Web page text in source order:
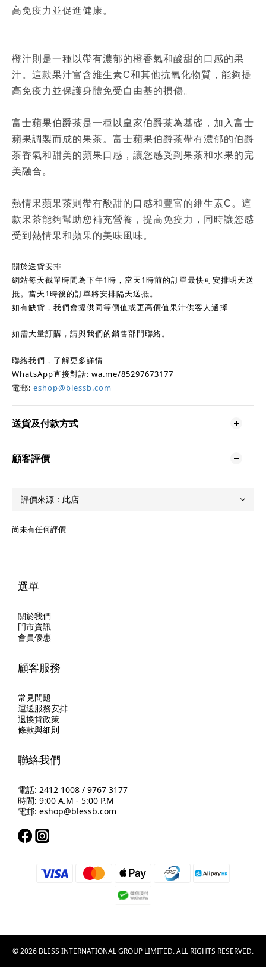
高免疫力並促進健康。
橙汁則是一種以帶有濃郁的橙香氣和酸甜的口感的果
汁。這款果汁富含維生素C和其他抗氧化物質，能夠提
高免疫力並保護身體免受自由基的損傷。
富士蘋果伯爵茶是一種以皇家伯爵茶為基礎，加入富士
蘋果調製而成的果茶。富士蘋果伯爵茶帶有濃郁的伯爵
茶香氣和甜美的蘋果口感，讓您感受到果茶和水果的完
美融合。
熱情果蘋果茶則帶有酸甜的口感和豐富的維生素C。這
款果茶能夠幫助您補充營養，提高免疫力，同時讓您感
受到熱情果和蘋果的美味風味。
關於送貨安排
網站每天截單時間為下午1 時，當天 1 時前的訂單最快可安排明天送
抵。當天 1 時後的訂單將安排隔天送抵。
如有缺貨，我們會提供同等價值或更高價值果汁供客人選擇
如需大量訂購，請與我們的銷售部門聯絡。
聯絡我們，了解更多詳情
WhatsApp直接對話: wa.me/85297673177
電郵: eshop@blessb.com
送貨及付款方式
顧客評價
尚未有任何評價
選單
關於我們
門市資訊
會員優惠
顧客服務
常見問題
運送服務安排
退換貨政策
條款與細則
聯絡我們
電話: 2412 1008 / 9767 3177
時間: 9:00 A.M - 5:00 P.M
電郵: eshop@blessb.com
© 2026 BLESS INTERNATIONAL GROUP LIMITED. ALL RIGHTS RESERVED.